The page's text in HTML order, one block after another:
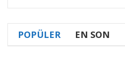
POPÜLER EN SON